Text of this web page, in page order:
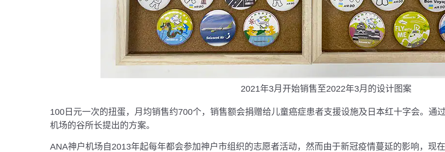
2021年3月开始销售至2022年3月的设计图案
100日元一次的扭蛋，月均销售约700个，销售额会捐赠给儿童癌症患者支援设施及日本红十字会。通
机场的谷所长提出的方案。
ANA神户机场自2013年起每年都会参加神户市组织的志愿者活动，然而由于新冠疫情蔓延的影响，现